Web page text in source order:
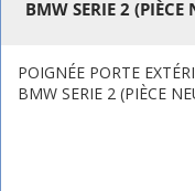
BMW SERIE 2 (PIÈCE
POIGNÉE PORTE
BMW SERIE 2 (PIÈCE